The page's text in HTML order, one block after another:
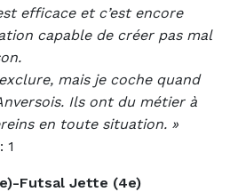
efficace et c’est encore
capable de créer pas mal
mais je coche quand
Ils ont du métier à
en toute situation. »
1
Futsal Jette (4e)